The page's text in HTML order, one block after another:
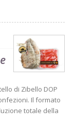
di Zibello DOP
Il formato
totale della